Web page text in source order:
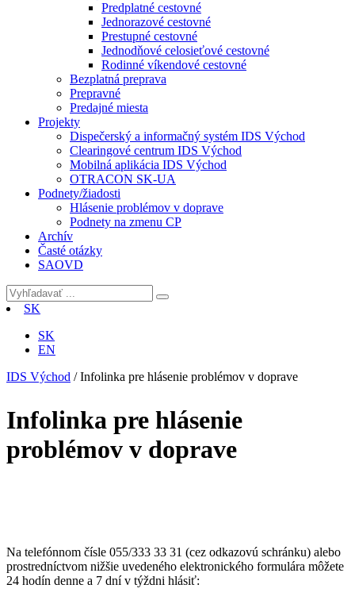
Predplatné cestovné
Jednorazové cestovné
Prestupné cestovné
Jednodňové celosieťové cestovné
Rodinné víkendové cestovné
Bezplatná preprava
Prepravné
Predajné miesta
Projekty
Dispečerský a informačný systém IDS Východ
Clearingové centrum IDS Východ
Mobilná aplikácia IDS Východ
OTRACON SK-UA
Podnety/žiadosti
Hlásenie problémov v doprave
Podnety na zmenu CP
Archív
Časté otázky
SAOVD
SK
SK
EN
IDS Východ /Infolinka pre hlásenie problémov v doprave
Infolinka pre hlásenie
problémov v doprave
Na telefónnom čísle 055/333 33 31 (cez odkazovú schránku) alebo
prostredníctvom nižšie uvedeného elektronického formulára môžete
24 hodín denne a 7 dní v týždni hlásiť: